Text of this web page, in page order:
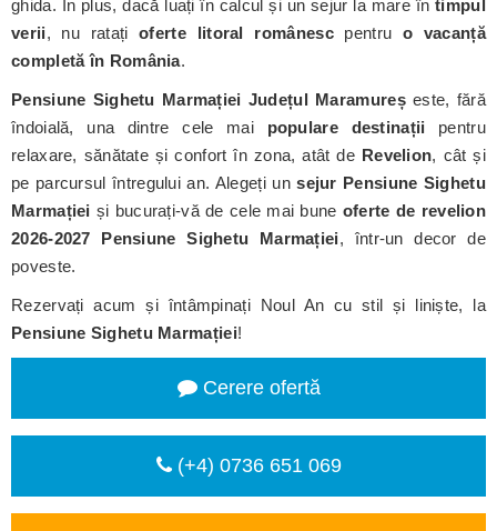
ghida. În plus, dacă luați în calcul și un sejur la mare întimpul
verii, nu ratațioferte litoral românescpentru o vacanță
completă în România.
Pensiune Sighetu Marmației Județul Maramureșeste, fără
îndoială, una dintre cele mai populare destinații pentru
relaxare, sănătate și confort în zona, atât de Revelion, cât și
pe parcursul întregului an. Alegeți unsejur Pensiune Sighetu
Marmației și bucurați-vă de cele mai bune oferte de revelion
2026-2027 Pensiune Sighetu Marmației, într-un decor de
poveste.
Rezervați acum și întâmpinați Noul An cu stil și liniște, la
Pensiune Sighetu Marmației!
Cerere ofertă
(+4) 0736 651 069